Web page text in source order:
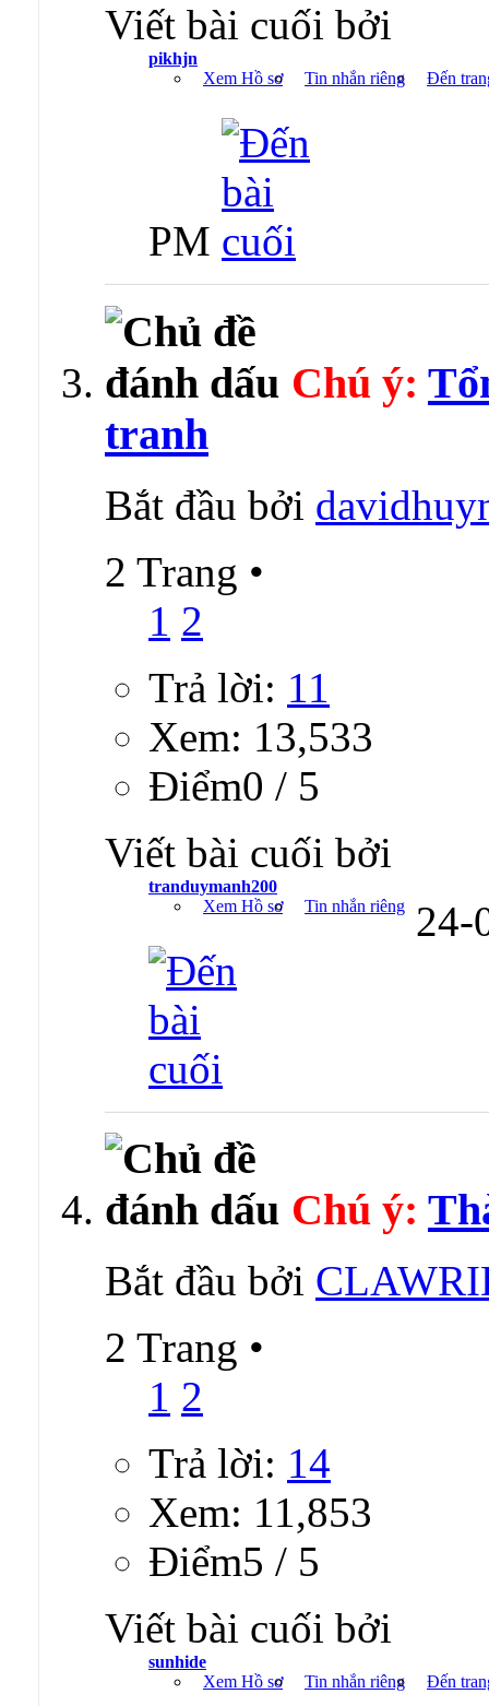
Viết bài cuối bởi
pikhjn
Xem Hồ sơ
Tin nhắn riêng Đến
PM
Chú ý:
tranh
Bắt đầu bởi
2 Trang •
1 2
Trả lời: 11
Xem: 13,533
Ðiểm0 / 5
Viết bài cuối bởi
tranduymanh200
Xem Hồ sơ
Tin nhắn riêng 24-
Chú ý:
Bắt đầu bởi
2 Trang •
1 2
Trả lời: 14
Xem: 11,853
Ðiểm5 / 5
Viết bài cuối bởi
sunhide
Xem Hồ sơ
Tin nhắn riêng Đến